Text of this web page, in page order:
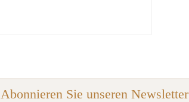
Abonnieren Sie unseren Newsletter